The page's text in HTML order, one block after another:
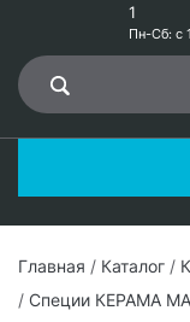
1
Пн-Сб: с
Главная / Каталог /
/ Специи КЕРАМА